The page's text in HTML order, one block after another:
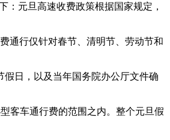
：元旦高速收费政策根据国家规定，
通行仅针对春节、清明节、劳动节和
假日，以及当年国务院办公厅文件确
客车通行费的范围之内。整个元旦假